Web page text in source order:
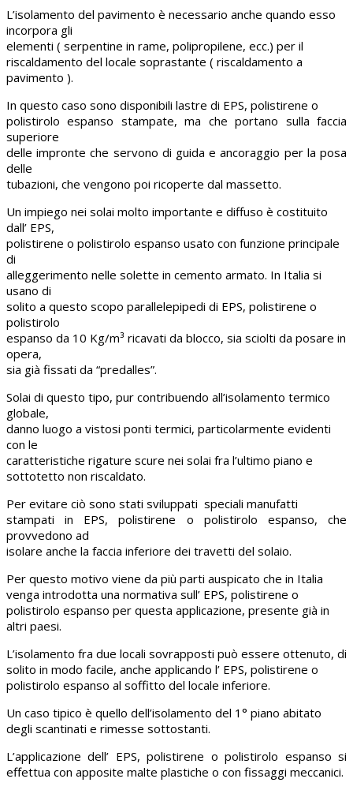
L’isolamento del pavimento è necessario anche quando esso
incorpora gli
elementi ( serpentine in rame, polipropilene, ecc.) per il
riscaldamento del locale soprastante ( riscaldamento a
pavimento ).
In questo caso sono disponibili lastre di EPS, polistirene o
polistirolo espanso stampate, ma che portano sulla faccia
superiore
delle impronte che servono di guida e ancoraggio per la posa
delle
tubazioni, che vengono poi ricoperte dal massetto.
Un impiego nei solai molto importante e diffuso è costituito
dall’ EPS,
polistirene o polistirolo espanso usato con funzione principale
di
alleggerimento nelle solette in cemento armato. In Italia si
usano di
solito a questo scopo parallelepipedi di EPS, polistirene o
polistirolo
espanso da 10 Kg/m³ ricavati da blocco, sia sciolti da posare in
opera,
sia già fissati da “predalles”.
Solai di questo tipo, pur contribuendo all’isolamento termico
globale,
danno luogo a vistosi ponti termici, particolarmente evidenti
con le
caratteristiche rigature scure nei solai fra l’ultimo piano e
sottotetto non riscaldato.
Per evitare ciò sono stati sviluppati speciali manufatti
stampati in EPS, polistirene o polistirolo espanso, che
provvedono ad
isolare anche la faccia inferiore dei travetti del solaio.
Per questo motivo viene da più parti auspicato che in Italia
venga introdotta una normativa sull’ EPS, polistirene o
polistirolo espanso per questa applicazione, presente già in
altri paesi.
L’isolamento fra due locali sovrapposti può essere ottenuto, di
solito in modo facile, anche applicando l’ EPS, polistirene o
polistirolo espanso al soffitto del locale inferiore.
Un caso tipico è quello dell’isolamento del 1° piano abitato
degli scantinati e rimesse sottostanti.
L’applicazione dell’ EPS, polistirene o polistirolo espanso si
effettua con apposite malte plastiche o con fissaggi meccanici.